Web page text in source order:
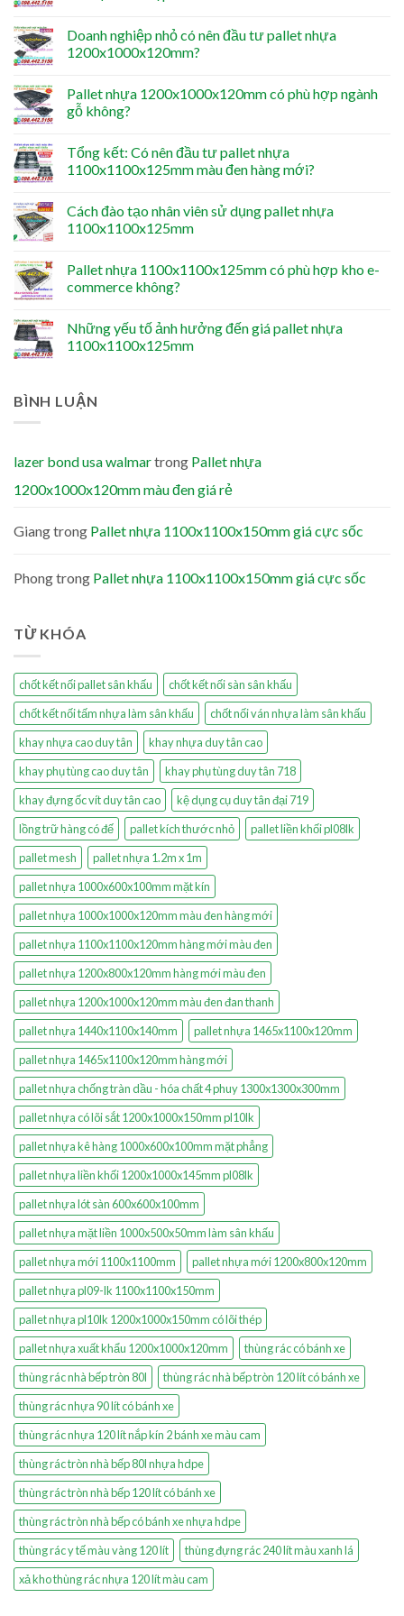
Doanh nghiệp nhỏ có nên đầu tư pallet nhựa
1200x1000x120mm?
Pallet nhựa 1200x1000x120mm có phù hợp ngành
gỗ không?
Tổng kết: Có nên đầu tư pallet nhựa
1100x1100x125mm màu đen hàng mới?
Cách đào tạo nhân viên sử dụng pallet nhựa
1100x1100x125mm
Pallet nhựa 1100x1100x125mm có phù hợp kho e-
commerce không?
Những yếu tố ảnh hưởng đến giá pallet nhựa
1100x1100x125mm
BÌNH LUẬN
lazer bond usa walmartrong Pallet nhựa
1200x1000x120mm màu đen giá rẻ
Giangtrong Pallet nhựa 1100x1100x150mm giá cực sốc
Phongtrong Pallet nhựa 1100x1100x150mm giá cực sốc
TỪ KHÓA
chốt kết nối pallet sân khấu
chốt kết nối sàn sân khấu
chốt kết nối tấm nhựa làm sân khấu
chốt nối ván nhựa làm sân khấu
khay nhựa cao duy tân
khay nhựa duy tân cao
khay phụ tùng cao duy tân
khay phụ tùng duy tân 718
khay đựng ốc vít duy tân cao
kệ dụng cụ duy tân đại 719
lồng trữ hàng có đế
pallet kích thước nhỏ
pallet liền khối pl08lk
pallet mesh
pallet nhựa 1.2m x 1m
pallet nhựa 1000x600x100mm mặt kín
pallet nhựa 1000x1000x120mm màu đen hàng mới
pallet nhựa 1100x1100x120mm hàng mới màu đen
pallet nhựa 1200x800x120mm hàng mới màu đen
pallet nhựa 1200x1000x120mm màu đen đan thanh
pallet nhựa 1440x1100x140mm
pallet nhựa 1465x1100x120mm
pallet nhựa 1465x1100x120mm hàng mới
pallet nhựa chống tràn dầu - hóa chất 4 phuy 1300x1300x300mm
pallet nhựa có lõi sắt 1200x1000x150mm pl10lk
pallet nhựa kê hàng 1000x600x100mm mặt phẳng
pallet nhựa liền khối 1200x1000x145mm pl08lk
pallet nhựa lót sàn 600x600x100mm
pallet nhựa mặt liền 1000x500x50mm làm sân khấu
pallet nhựa mới 1100x1100mm
pallet nhựa mới 1200x800x120mm
pallet nhựa pl09-lk 1100x1100x150mm
pallet nhựa pl10lk 1200x1000x150mm có lõi thép
pallet nhựa xuất khẩu 1200x1000x120mm
thùng rác có bánh xe
thùng rác nhà bếp tròn 80l
thùng rác nhà bếp tròn 120 lít có bánh xe
thùng rác nhựa 90 lít có bánh xe
thùng rác nhựa 120 lít nắp kín 2 bánh xe màu cam
thùng rác tròn nhà bếp 80l nhựa hdpe
thùng rác tròn nhà bếp 120 lít có bánh xe
thùng rác tròn nhà bếp có bánh xe nhựa hdpe
thùng rác y tế màu vàng 120 lít
thùng đựng rác 240 lít màu xanh lá
xả kho thùng rác nhựa 120 lít màu cam